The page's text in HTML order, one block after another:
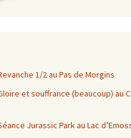
1/2 au Pas de Morgins
et souffrance (beaucoup) au
Jurassic Park au Lac